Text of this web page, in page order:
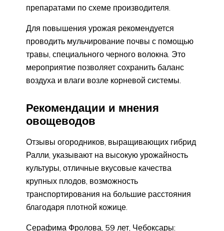
препаратами по схеме производителя.
Для повышения урожая рекомендуется
проводить мульчирование почвы с помощью
травы, специального черного волокна. Это
мероприятие позволяет сохранить баланс
воздуха и влаги возле корневой системы.
Рекомендации и мнения
овощеводов
Отзывы огородников, выращивающих гибрид
Ралли, указывают на высокую урожайность
культуры, отличные вкусовые качества
крупных плодов, возможность
транспортирования на большие расстояния
благодаря плотной кожице.
Серафима Фролова, 59 лет, Чебоксары: